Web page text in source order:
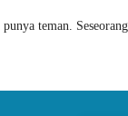
teman. Seseorang